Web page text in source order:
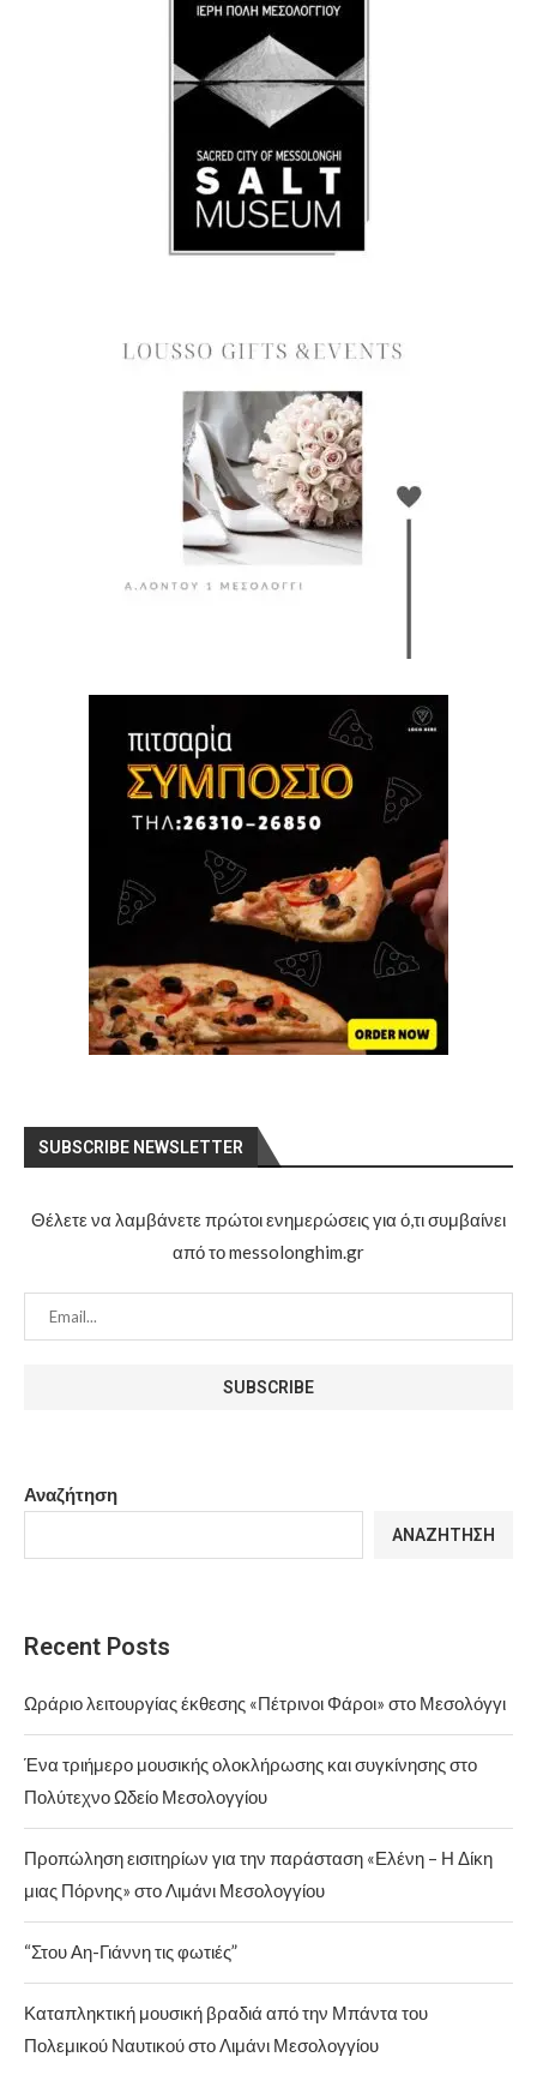
Αναζήτηση
ΑΝΑΖΉΤΗΣΗ
Recent Posts
Ωράριο λειτουργίας έκθεσης «Πέτρινοι Φάροι» στο Μεσολόγγι
Ένα τριήμερο μουσικής ολοκλήρωσης και συγκίνησης στο
Πολύτεχνο Ωδείο Μεσολογγίου
Προπώληση εισιτηρίων για την παράσταση «Ελένη – Η Δίκη
μιας Πόρνης» στο Λιμάνι Μεσολογγίου
“Στου Αη-Γιάννη τις φωτιές”
Καταπληκτική μουσική βραδιά από την Μπάντα του
Πολεμικού Ναυτικού στο Λιμάνι Μεσολογγίου
SUBSCRIBE NEWSLETTER
Θέλετε να λαμβάνετε πρώτοι ενημερώσεις για ό,τι συμβαίνει
από το messolonghim.gr